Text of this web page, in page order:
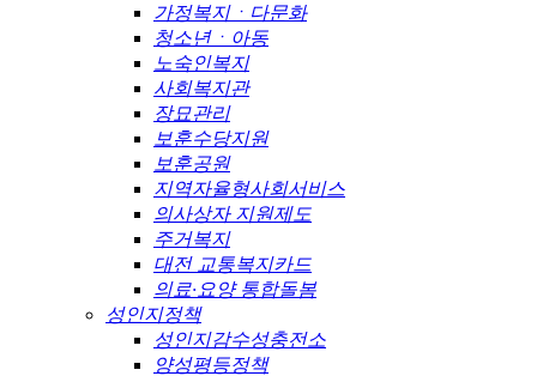
가정복지ㆍ다문화
청소년ㆍ아동
노숙인복지
사회복지관
장묘관리
보훈수당지원
보훈공원
지역자율형사회서비스
의사상자 지원제도
주거복지
대전 교통복지카드
의료·요양 통합돌봄
성인지정책
성인지감수성충전소
양성평등정책